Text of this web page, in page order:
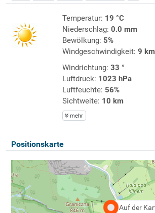
Temperatur: 19 °C
Niederschlag: 0.0 mm
Bewölkung: 5%
Windgeschwindigkeit: 9
Windrichtung: 33 °
Luftdruck: 1023 hPa
Luftfeuchte: 56%
Sichtweite: 10 km
mehr
Positionskarte
Auf der